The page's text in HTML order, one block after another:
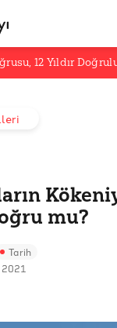
12 Yıldır
mu?
Tarih